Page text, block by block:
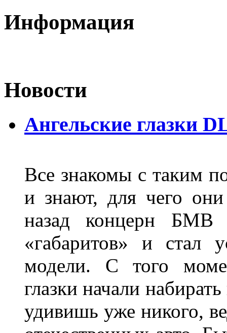
Информация
Новости
Ангельские глазки
Все знакомы с таким
и знают, для чего
назад концерн БМВ
«габаритов» и стал
модели. С того
глазки начали
удивишь уже никого,